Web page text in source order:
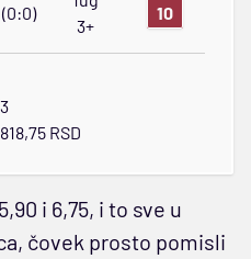
3+
10
RSD
i 6,75, i to sve u
čovek prosto pomisli